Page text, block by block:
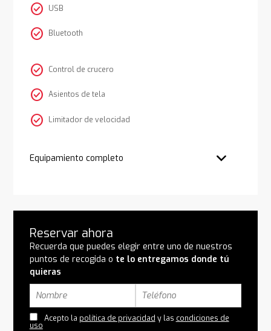
check_circle USB
check_circle Bluetooth
check_circle Control de crucero
check_circle Asientos de tela
check_circle Limitador de velocidad
Equipamiento completo
Reservar ahora
Recuerda que puedes elegir entre uno de nuestros
puntos de recogida o te lo entregamos donde tú
quieras
Acepto la política de privacidad y las condiciones de
uso